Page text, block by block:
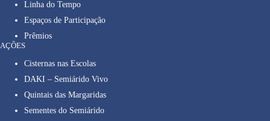
Linha do Tempo
Espaços de Participação
Prêmios
AÇÕES
Cisternas nas Escolas
DAKI – Semiárido Vivo
Quintais das Margaridas
Sementes do Semiárido